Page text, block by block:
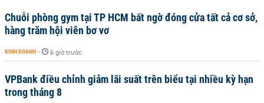
Chuỗi phòng gym tại TP HCM bất ngờ đóng cửa tất cả cơ sở,
hàng trăm hội viên bơ vơ
KINH DOANH - 6 giờ trước
VPBank điều chỉnh giảm lãi suất trên biểu tại nhiều kỳ hạn
trong tháng 8